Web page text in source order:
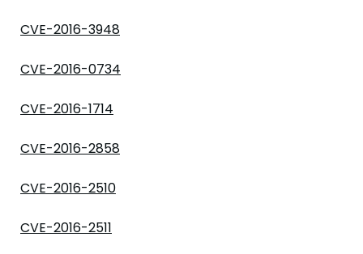
CVE-2016-3948
CVE-2016-0734
CVE-2016-1714
CVE-2016-2858
CVE-2016-2510
CVE-2016-2511